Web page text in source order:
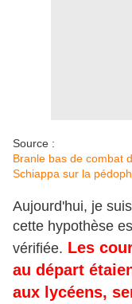
Source :
Branle bas de combat
Schiappa sur la
Aujourd'hui, je
cette hypothèse
vérifiée. Les
au départ
aux lycéens,